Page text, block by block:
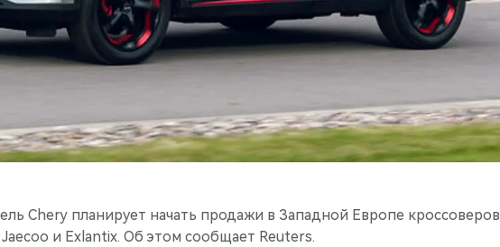
Chery планирует начать продажи в Западной Европе кроссоверов
и Exlantix. Об этом сообщает Reuters.